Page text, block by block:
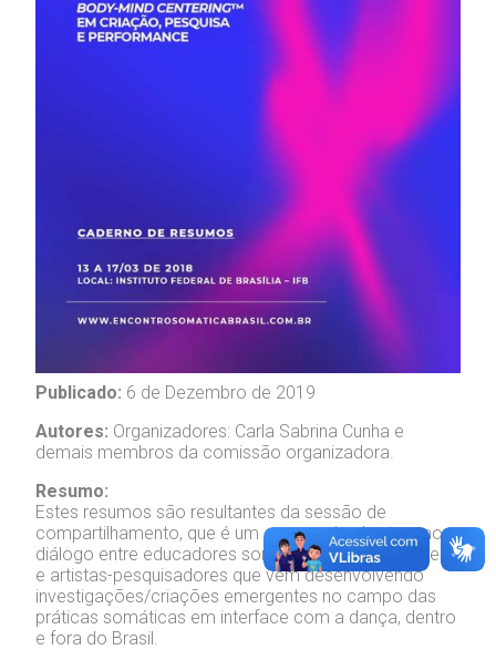
Publicado: 6 de Dezembro de 2019
Autores: Organizadores: Carla Sabrina Cunha e
demais membros da comissão organizadora.
Resumo:
Estes resumos são resultantes da sessão de
compartilhamento, que é um espaço de abertura ao
diálogo entre educadores somáticos, pesquisadores
e artistas-pesquisadores que vêm desenvolvendo
investigações/criações emergentes no campo das
práticas somáticas em interface com a dança, dentro
e fora do Brasil.